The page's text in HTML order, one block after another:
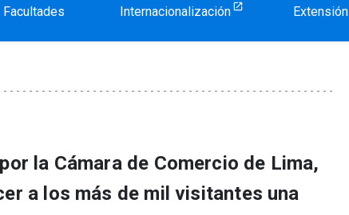
Facultades Internacionalización Extensión
la Cámara de Comercio de Lima,
a los más de mil visitantes una